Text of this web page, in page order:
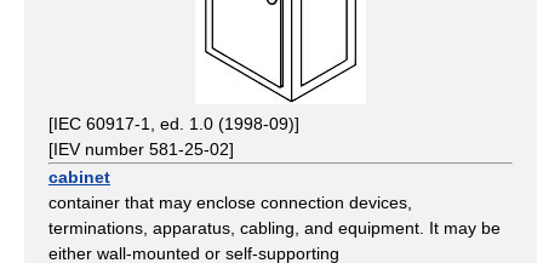
[IEC 60917-1, ed. 1.0 (1998-09)]
[IEV number 581-25-02]
cabinet
container that may enclose connection devices,
terminations, apparatus, cabling, and equipment. It may be
either wall-mounted or self-supporting